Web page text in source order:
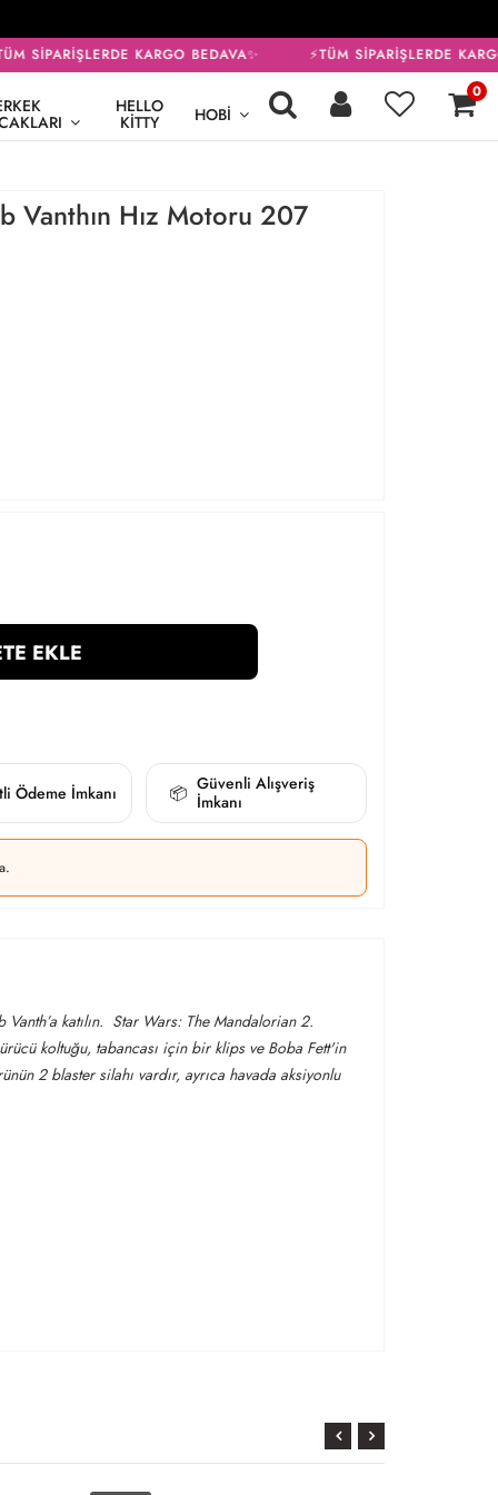
SİPARİŞLERDE KARGO BEDAVA✨ ⚡TÜM SİPARİŞLERDE
HELLO
KITTY HOBI
0
Vanthın Hız Motoru 207
EKLE
Ödeme İmkanı 📦 Güvenli Alışveriş
İmkanı
katılın. Star Wars: The Mandalorian 2.
koltuğu, tabancası için bir klips ve Boba Fett'in
2 blaster silahı vardır, ayrıca havada aksiyonlu